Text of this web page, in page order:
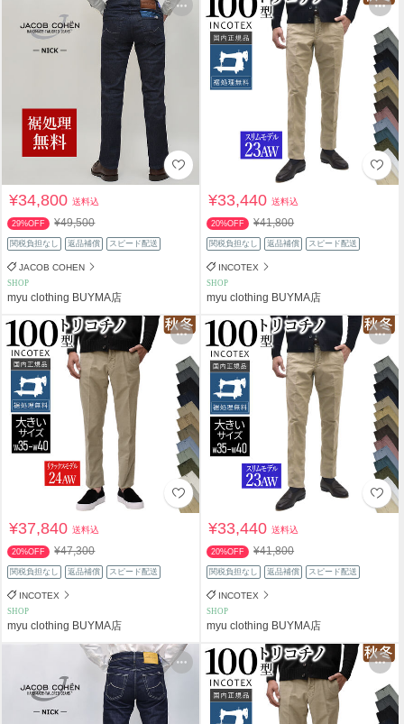
¥34,800送料込
29%OFF ¥49,500
関税負担なし 返品補償 スピード配送
JACOB COHEN
SHOP
myu clothing BUYMA店
¥33,440送料込
20%OFF ¥41,800
関税負担なし 返品補償 スピード配送
INCOTEX
SHOP
myu clothing BUYMA店
¥37,840送料込
20%OFF ¥47,300
関税負担なし 返品補償 スピード配送
INCOTEX
SHOP
myu clothing BUYMA店
¥33,440送料込
20%OFF ¥41,800
関税負担なし 返品補償 スピード配送
INCOTEX
SHOP
myu clothing BUYMA店